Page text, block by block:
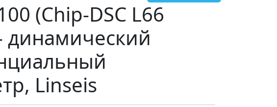
(Chip-DSC L66
динамический
Linseis